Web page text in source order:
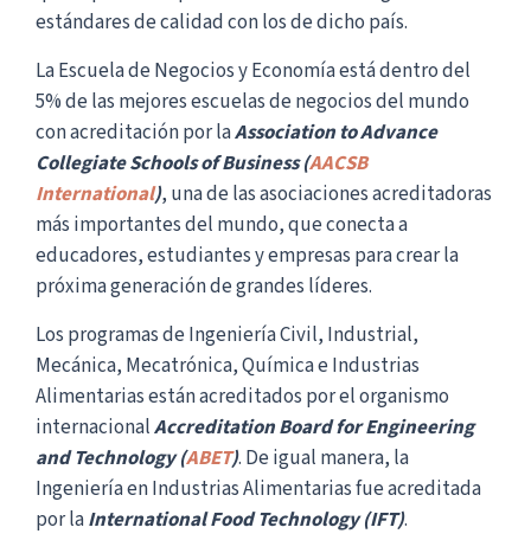
estándares de calidad con los de dicho país.
La Escuela de Negocios y Economía está dentro del
5% de las mejores escuelas de negocios del mundo
con acreditación por laAssociation to Advance
Collegiate Schools of Business (AACSB
International), una de las asociaciones acreditadoras
más importantes del mundo, que conecta a
educadores, estudiantes y empresas para crear la
próxima generación de grandes líderes.
Los programas de Ingeniería Civil, Industrial,
Mecánica, Mecatrónica, Química e Industrias
Alimentarias están acreditados por el organismo
internacionalAccreditation Board for Engineering
and Technology (ABET). De igual manera, la
Ingeniería en Industrias Alimentarias fue acreditada
por laInternational Food Technology (IFT).